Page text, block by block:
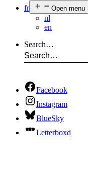
fr
Open menu
nl
en
Search…
Facebook
Instagram
BlueSky
Letterboxd